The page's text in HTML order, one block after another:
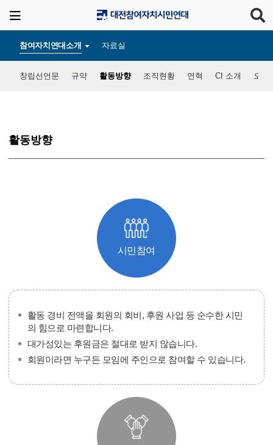
참여자치연대소개 자료실
창립선언문 규약 활동방향 조직현황 연혁 CI 소개 오시
활동방향
시민참여
활동 경비 전액을 회원의 회비, 후원 사업 등 순수한 시민
의 힘으로 마련합니다.
대가성있는 후원금은 절대로 받지 않습니다.
회원이라면 누구든 모임에 주인으로 참여할 수 있습니다.